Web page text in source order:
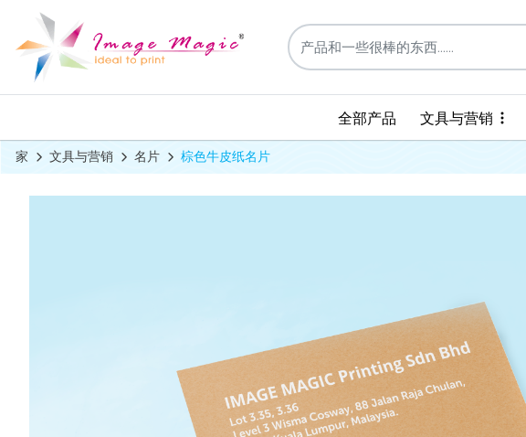
全部产品 文具与营销
文具与营销
家 文具与营销 名片 棕色牛皮纸名片